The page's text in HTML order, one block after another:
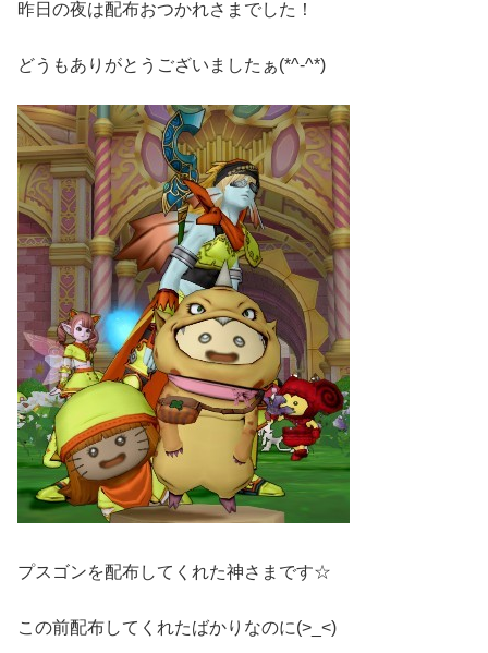
昨日の夜は配布おつかれさまでした！
どうもありがとうございましたぁ(*^-^*)
プスゴンを配布してくれた神さまです☆
この前配布してくれたばかりなのに(>_<)